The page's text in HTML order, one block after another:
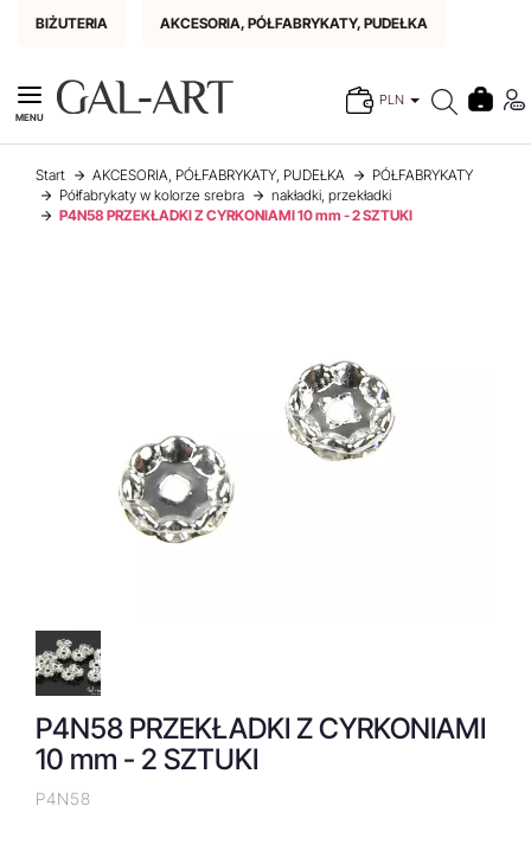
BIŻUTERIA AKCESORIA, PÓŁFABRYKATY, PUDEŁKA
PLN
MENU
Start AKCESORIA, PÓŁFABRYKATY, PUDEŁKA
PÓŁFABRYKATY
Półfabrykaty w kolorze srebra
nakładki, przekładki
P4N58 PRZEKŁADKI Z CYRKONIAMI 10 mm - 2 SZTUKI
P4N58 PRZEKŁADKI Z CYRKONIAMI
10 mm - 2 SZTUKI
P4N58